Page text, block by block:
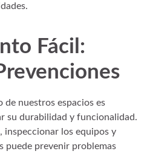
Fácil:
de nuestros espacios es
su durabilidad y funcionalidad.
inspeccionar los equipos y
puede prevenir problemas